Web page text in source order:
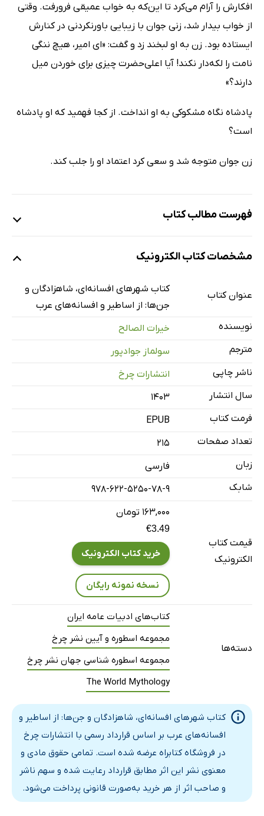
افکارش را آرام می‌کرد تا این‌که به خواب عمیقی فرورفت. وقتی
از خواب بیدار شد، زنی جوان با زیبایی باورنکردنی در کنارش
ایستاده بود. زن به او لبخند زد و گفت: «ای امیر، هیچ ننگی
نامت را لکه‌دار نکند! آیا اعلی‌حضرت چیزی برای خوردن میل
دارند؟»
پادشاه نگاه مشکوکی به او انداخت. از کجا فهمید که او پادشاه
است؟
زن جوان متوجه شد و سعی کرد اعتماد او را جلب کند.
فهرست مطالب کتاب
خدایان اعراب باستان
اسطوره‌ها و افسانه‌های اعراب بائده (منقرض‌شده)
اسطوره‌ها و افسانه‌های شمال و جنوب
کاهنان، پیش‌گویان و حکیمان
جهان‌های آسمانی و زمینی
فرشتگان و جن‌ها
شب‌های عربی
شهر برنج
منابع
نمایه
مشخصات کتاب الکترونیک
عنوان کتاب
کتاب شهرهای افسانه‌ای، شاهزادگان و
جن‌ها: از اساطیر و افسانه‌های عرب
نویسنده
خیرات الصالح
مترجم
سولماز جوادپور
ناشر چاپی
انتشارات چرخ
سال انتشار
۱۴۰۳
فرمت کتاب
EPUB
تعداد صفحات
215
زبان
فارسی
شابک
978-622-5250-78-9
قیمت کتاب
الکترونیک
۱۶۳,۰۰۰ تومان
€3.49
خرید کتاب الکترونیک
نسخه نمونه رایگان
دسته‌ها
کتاب‌های ادبیات عامه ایران
مجموعه اسطوره و آیین نشر چرخ
مجموعه اسطوره شناسی جهان نشر چرخ
The World Mythology
کتاب شهرهای افسانه‌ای، شاهزادگان و جن‌ها: از اساطیر و
افسانه‌های عرب بر اساس قرارداد رسمی با انتشارات چرخ
در فروشگاه کتابراه عرضه شده است. تمامی حقوق مادی و
معنوی نشر این اثر مطابق قرارداد رعایت شده و سهم ناشر
و صاحب اثر از هر خرید به‌صورت قانونی پرداخت می‌شود.